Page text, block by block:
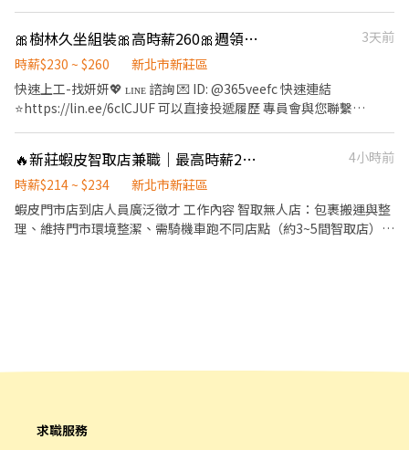
店】❤️$214~254 新莊榮華 - 智取店 新北市新莊區榮華路一段58號1
樓 新莊中正 - 智取店 新北市新莊區中正路881-16號1樓 新莊體育 -
智取店-新北市新莊區公園路95號1樓 新莊中港二 - 智取店-新北市新
莊區中港一街126號1樓 以上區域如有興趣也可以詢問唷～ ---------
---------------------------------------------------------------------
--------------------------- 以上地區須配合其他門市支援 ※目前只
缺長期為主喔~ -以上地址皆可應徵- ❤️❤️獨家福利，名額有限＿為
您找到最符合需求的天使職缺。❤️❤️
~錄取率高 ✨週週領薪9,300~10,000 ✨假日平日都可以休到 ✨日班
夜班自己選 固定班 ✨上班第二天就下夜班超快速 ⏩工作地點：樹林
博愛街/近火車站(走路可到) ⏩工作內容：簡單機台操作.測試組裝.產
品檢驗 ⏩ 休假制度：排休制(一例一休) ⏩工作時間： 日班
07:50~17:10 如有加班19:20 夜班19:50~05:10 如有加班07:50 ⏩薪
時薪250/H 薪約$44,000~配合加班$75,900 (以上薪資含津貼加班)
✨用餐規定：美味團膳、便利商店選擇多 ✨休息時間：每2H休息10
保勞退6％ ⭕有實體門市、非詐騙請安心求職 ❌免費報名不收取任
何費用請放心
🎀樹林久坐組裝🎀高時薪260🎀週領9400🎀週休二日🎀不加班也ok
3天前
時薪$230 ~ $260
新北市新莊區
快速上工-找妍妍💖 ʟɪɴᴇ 諮詢 💌 ID: @365veefc 快速連結
⭐https://lin.ee/6clCJUF 可以直接投遞履歷 專員會與您聯繫
夜260⏩報到當天直接下夜 ❣️可週週領薪8,400~9,400⏩急需不用擔
心 ❣️豐富團膳員工餐廳吃飽飽⏩好吃又便宜 ❣️工作超簡單易上手⏩沒
經驗都可以來 ❣️冷氣廠房工作環境好⏩吹涼涼不用怕熱 ❣️不用穿無塵
服⏩不用怕穿脫超方便 ❣️當天直接下夜班⏩好上手當天就可夜班上班
$45,760~$73,498 (含津貼加班) ►用餐規定：豐富團膳/飯麵都有超
麻吉影城➟只要7分鐘 ☻☻公車路線最方便☻☻ 701 (迴龍-捷運西
🔥新莊蝦皮智取店兼職｜最高時薪234元💰｜免經驗可｜立即應徵🚀蝦智MH
4小時前
時薪$214 ~ $234
新北市新莊區
蝦皮門市店到店人員廣泛徵才 工作內容 智取無人店：包裹搬運與整
理、維持門市環境整潔、需騎機車跑不同店點（約3~5間智取店）
樓 新莊榮華 - 智取店 新北市新莊區榮華路一段58號1樓 新莊公園 -
智取店 新北市新莊區公園路60號1樓 應徵方式 ➤ 加入官方帳號 ➜
求職服務